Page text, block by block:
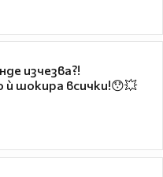
изчезва?!
шокира всички!😯💥